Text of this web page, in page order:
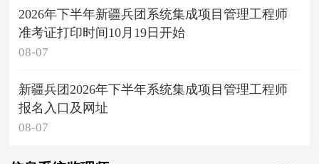
2026年下半年新疆兵团系统集成项目管理工程师
准考证打印时间10月19日开始
08-07
新疆兵团2026年下半年系统集成项目管理工程师
报名入口及网址
08-07